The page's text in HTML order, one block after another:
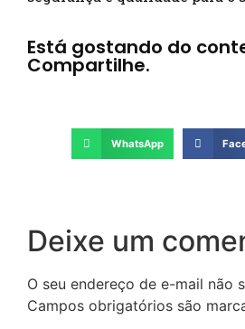
Está gostando do
Compartilhe.
WhatsApp
Deixe um
O seu endereço de e-mail não
Campos obrigatórios são